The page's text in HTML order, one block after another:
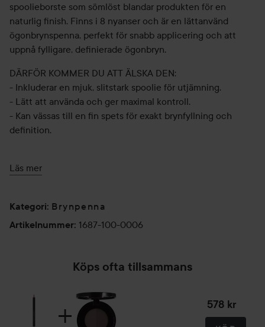
spoolieborste som sömlöst blandar produkten för en
naturlig finish. Finns i 8 nyanser och är en lättanvänd
ögonbrynspenna, perfekt för snabb applicering och att
uppnå fylligare, definierade ögonbryn.
DÄRFÖR KOMMER DU ATT ÄLSKA DEN:
- Inkluderar en mjuk, slitstark spoolie för utjämning.
- Lätt att använda och ger maximal kontroll.
- Kan vässas till en fin spets för exakt brynfyllning och
definition.
Användning:
ögonbrynshåren uppåt och sedan definiera och fylla i den
nedre bågen på ögonbrynet. Borsta sedan håren nedåt och
Använd pennans spets för att applicera hårliknande drag i
glest hårbeklädda områden, arbeta i hårväxtriktningen. För
maximal färgutbetalning, värm spetsen av
Läs mer
Kategori: Brynpenna
Artikelnummer: 1687-100-0006
Köps ofta tillsammans
578 kr